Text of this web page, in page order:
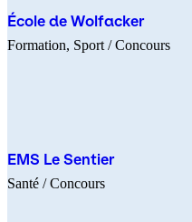
École de Wolfacker
Formation Sport / Concours
EMS Le Sentier
Santé / Concours